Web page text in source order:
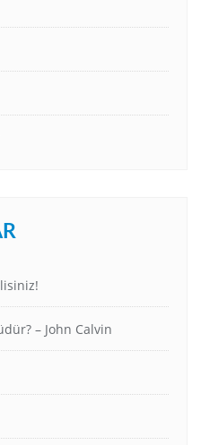
– John Calvin